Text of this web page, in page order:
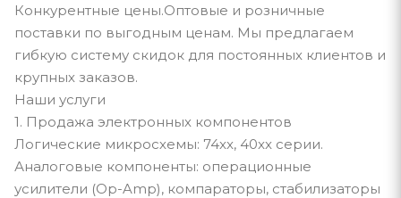
Конкурентные цены.Оптовые и розничные
поставки по выгодным ценам. Мы предлагаем
гибкую систему скидок для постоянных клиентов и
крупных заказов.
Наши услуги
1. Продажа электронных компонентов
Логические микросхемы: 74xx, 40xx серии.
Аналоговые компоненты: операционные
усилители (Op-Amp), компараторы, стабилизаторы